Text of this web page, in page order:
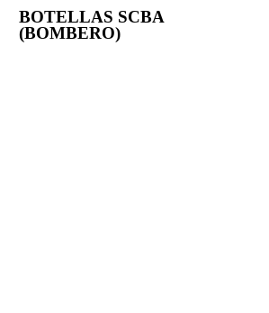
BOTELLAS SCBA
(BOMBERO)